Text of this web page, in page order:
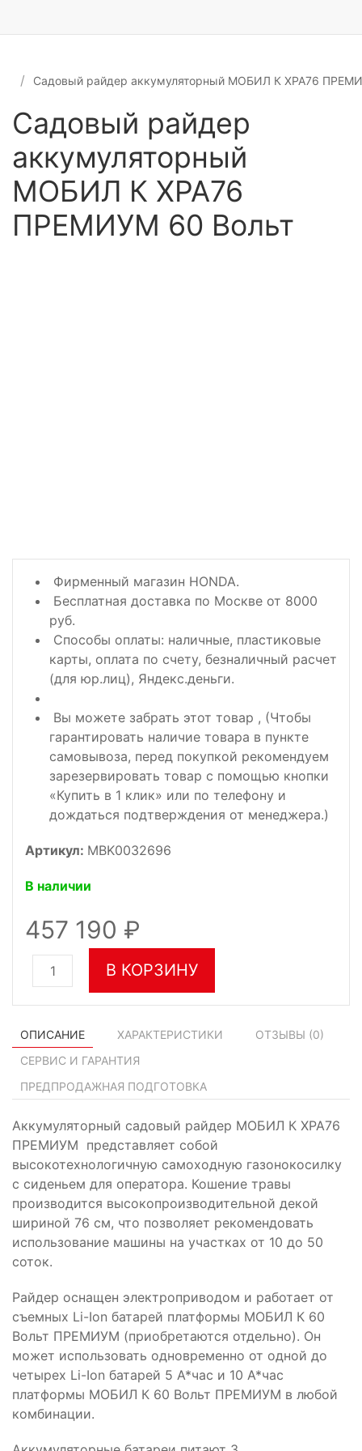
Садовый райдер аккумуляторный МОБИЛ К XPA76
Садовый райдер
аккумуляторный
МОБИЛ К XPA76
ПРЕМИУМ 60 Вольт
Фирменный магазин HONDA.
Бесплатная доставка по Москве от 8000
руб.
Способы оплаты: наличные, пластиковые
карты, оплата по счету, безналичный расчет
(для юр.лиц), Яндекс.деньги.
Вы можете забрать этот товар , (Чтобы
гарантировать наличие товара в пункте
самовывоза, перед покупкой рекомендуем
зарезервировать товар с помощью кнопки
«Купить в 1 клик» или по телефону и
дождаться подтверждения от менеджера.)
Артикул: MBK0032696
В наличии
457 190
В КОРЗИНУ
ОПИСАНИЕ ХАРАКТЕРИСТИКИ ОТЗЫВЫ (0)
СЕРВИС И ГАРАНТИЯ
ПРЕДПРОДАЖНАЯ ПОДГОТОВКА
Аккумуляторный садовый райдер МОБИЛ К XPA76
ПРЕМИУМ представляет собой
высокотехнологичную самоходную газонокосилку
с сиденьем для оператора. Кошение травы
производится высокопроизводительной декой
шириной 76 см, что позволяет рекомендовать
использование машины на участках от 10 до 50
соток.
Райдер оснащен электроприводом и работает от
съемных Li-Ion батарей платформы МОБИЛ К 60
Вольт ПРЕМИУМ (приобретаются отдельно). Он
может использовать одновременно от одной до
четырех Li-Ion батарей 5 А*час и 10 А*час
платформы МОБИЛ К 60 Вольт ПРЕМИУМ в любой
комбинации.